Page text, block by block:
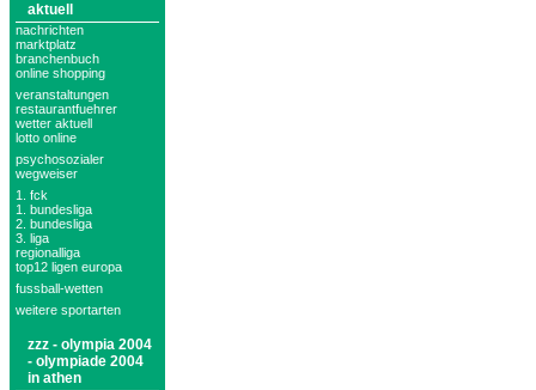
aktuell
nachrichten
marktplatz
branchenbuch
online shopping
veranstaltungen
restaurantfuehrer
wetter aktuell
lotto online
psychosozialer
wegweiser
1. fck
1. bundesliga
2. bundesliga
3. liga
regionalliga
top12 ligen europa
fussball-wetten
weitere sportarten
zzz - olympia 2004
- olympiade 2004
in athen